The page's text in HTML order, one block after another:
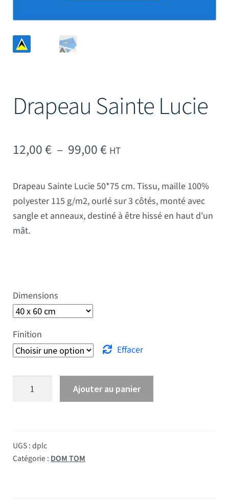
Drapeau Sainte Lucie
12,00€ – 99,00€Plage de prix : 12,00 €
HT
Drapeau Sainte Lucie 50*75 cm. Tissu, maille 100%
polyester 115 g/m2, ourlé sur 3 côtés, monté avec
sangle et anneaux, destiné à être hissé en haut d’un
mât.
Dimensions
Finition
Effacer
quantité de Drapeau Sainte Lucie
Ajouter au panier
UGS :dplc
Catégorie : DOM TOM